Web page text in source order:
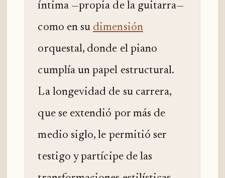
íntima —propia de la guitarra—
como en su dimensión
orquestal, donde el piano
cumplía un papel estructural.
La longevidad de su carrera,
que se extendió por más de
medio siglo, le permitió ser
testigo y partícipe de las